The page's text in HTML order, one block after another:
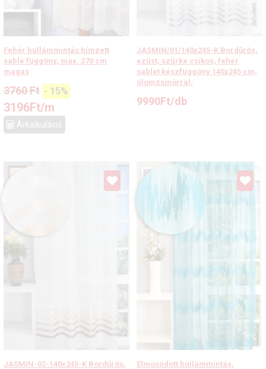
Fehér hullámmintás hímzett
sablé függöny, max. 270 cm
magas
3760Ft - 15%
3196Ft/m
Árkalkuláció
JASMIN/01/140x245-K Bordűrös,
ezüst, szürke csíkos, fehér
sablet készfüggöny 140x245 cm,
ólomzsinórral,
9990Ft/db
JASMIN-02-140x245-K Bordűrös,
Elmosódott hullámmintás,